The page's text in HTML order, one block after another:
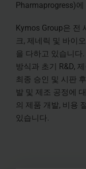
Pharmaprogress)
Kymos Group은 전
크, 제네릭 및 바이
을 다하고 있습니다
방식과 초기 R&D,
최종 승인 및 시판
발 및 제조 공정에
의 제품 개발, 비용
있습니다.